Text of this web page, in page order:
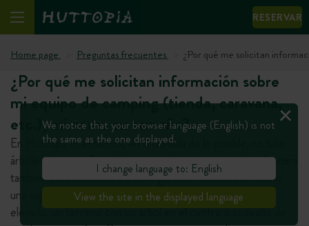
RESERVAR
Home page Preguntas frecuentes ¿Por qué me solicitan
¿Por qué me solicitan información sobre
mi equipo de camping (tienda, caravana,
etc.), así como su tamaño?
En Huttopia intentamos, en la medida de lo posible, no talar
árboles. La superficie del terreno de juego que se le ofrecerá
también está vinculada a la configuración natural del mismo:
una superficie plana pequeña o mediana en un terreno
elevado, un terreno con un árbol en el centro o rodeado de
We notice that your browser language (English) is not
the same as the one displayed.
I change language to: English
View the site in the displayed language